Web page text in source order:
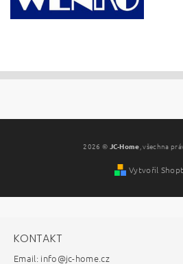
2026 © JC-Home , všechna
Vytvořil
KONTAKT
Email: info@jc-home.cz